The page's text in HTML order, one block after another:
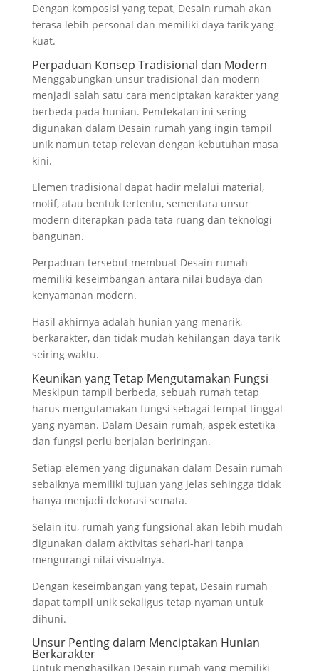
Dengan komposisi yang tepat, Desain rumah akan
terasa lebih personal dan memiliki daya tarik yang
kuat.
Perpaduan Konsep Tradisional dan Modern
Menggabungkan unsur tradisional dan modern
menjadi salah satu cara menciptakan karakter yang
berbeda pada hunian. Pendekatan ini sering
digunakan dalam Desain rumah yang ingin tampil
unik namun tetap relevan dengan kebutuhan masa
kini.
Elemen tradisional dapat hadir melalui material,
motif, atau bentuk tertentu, sementara unsur
modern diterapkan pada tata ruang dan teknologi
bangunan.
Perpaduan tersebut membuat Desain rumah
memiliki keseimbangan antara nilai budaya dan
kenyamanan modern.
Hasil akhirnya adalah hunian yang menarik,
berkarakter, dan tidak mudah kehilangan daya tarik
seiring waktu.
Keunikan yang Tetap Mengutamakan Fungsi
Meskipun tampil berbeda, sebuah rumah tetap
harus mengutamakan fungsi sebagai tempat tinggal
yang nyaman. Dalam Desain rumah, aspek estetika
dan fungsi perlu berjalan beriringan.
Setiap elemen yang digunakan dalam Desain rumah
sebaiknya memiliki tujuan yang jelas sehingga tidak
hanya menjadi dekorasi semata.
Selain itu, rumah yang fungsional akan lebih mudah
digunakan dalam aktivitas sehari-hari tanpa
mengurangi nilai visualnya.
Dengan keseimbangan yang tepat, Desain rumah
dapat tampil unik sekaligus tetap nyaman untuk
dihuni.
Unsur Penting dalam Menciptakan Hunian
Berkarakter
Untuk menghasilkan Desain rumah yang memiliki